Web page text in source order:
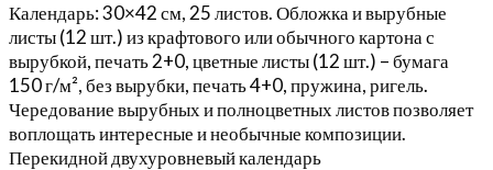
Календарь: 30×42 см, 25 листов. Обложка и вырубные
листы (12 шт.) из крафтового или обычного картона с
вырубкой, печать 2+0, цветные листы (12 шт.) – бумага
150 г/м², без вырубки, печать 4+0, пружина, ригель.
Чередование вырубных и полноцветных листов позволяет
воплощать интересные и необычные композиции.
Перекидной двухуровневый календарь